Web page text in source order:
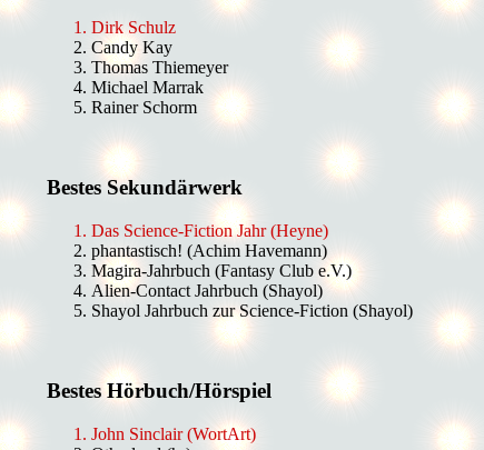
Dirk Schulz
Candy Kay
Thomas Thiemeyer
Michael Marrak
Rainer Schorm
Bestes Sekundärwerk
Das Science-Fiction Jahr (Heyne)
phantastisch! (Achim Havemann)
Magira-Jahrbuch (Fantasy Club e.V.)
Alien-Contact Jahrbuch (Shayol)
Shayol Jahrbuch zur Science-Fiction (Shayol)
Bestes Hörbuch/Hörspiel
John Sinclair (WortArt)